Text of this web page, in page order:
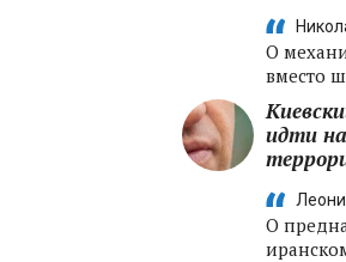
О
вместо
идти
О